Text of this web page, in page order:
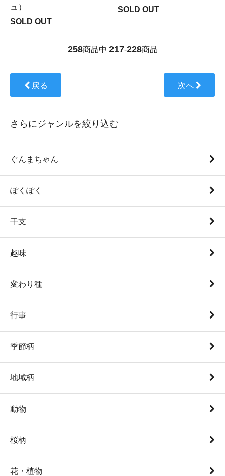
ュ）
SOLD OUT
SOLD OUT
258商品中 217-228商品
戻る 次へ
さらにジャンルを絞り込む
ぐんまちゃん
ぽくぽく
干支
趣味
変わり種
行事
季節柄
地域柄
動物
桜柄
花・植物